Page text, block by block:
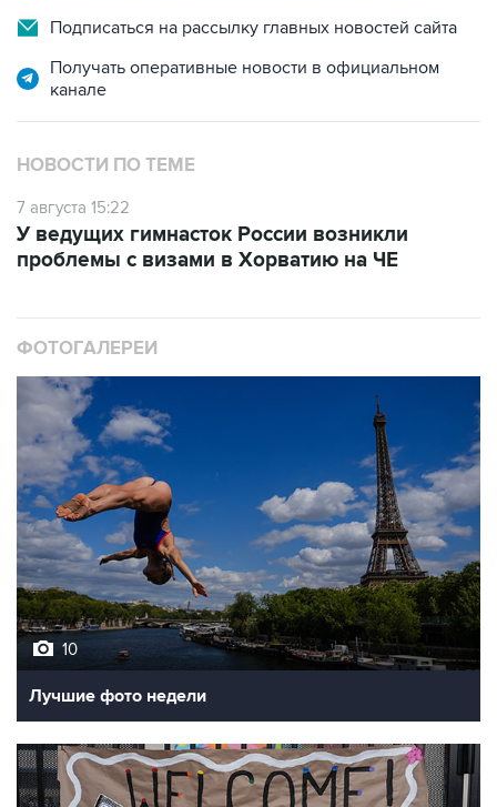
Подписаться на рассылку главных новостей сайта
Получать оперативные новости в официальном
канале
НОВОСТИ ПО ТЕМЕ
7 августа 15:22
У ведущих гимнасток России возникли
проблемы с визами в Хорватию на ЧЕ
ФОТОГАЛЕРЕИ
10
Лучшие фото недели